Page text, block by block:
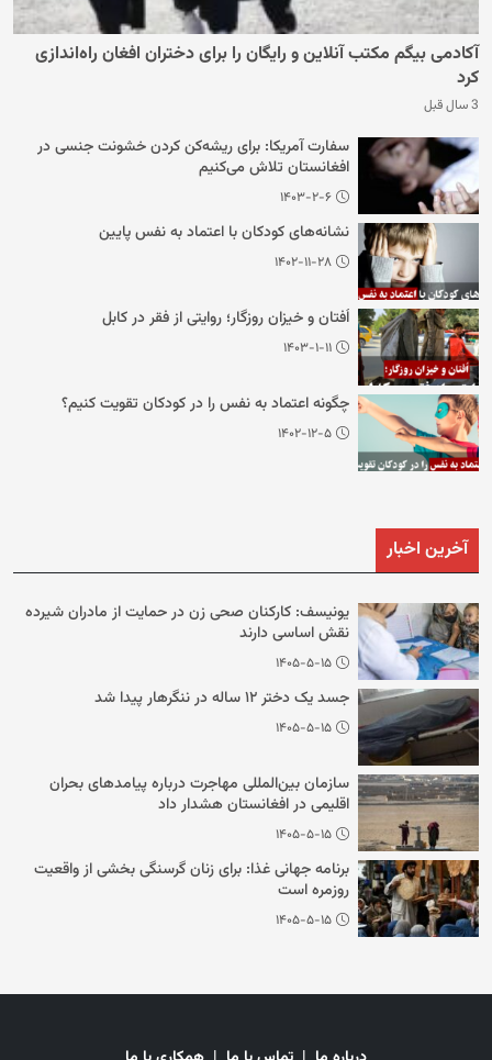
آکادمی بیگم مکتب آنلاین و رایگان را برای دختران افغان راه‌اندازی
کرد
3 سال قبل
سفارت آمریکا: برای ریشه‌کن کردن خشونت جنسی در
افغانستان تلاش می‌کنیم
۱۴۰۳-۲-۶
نشانه‌های کودکان با اعتماد به نفس پایین
۱۴۰۲-۱۱-۲۸
اُفتان و خیزان روزگار؛ روایتی از فقر در کابل
۱۴۰۳-۱-۱۱
چگونه اعتماد به نفس را در کودکان تقویت کنیم؟
۱۴۰۲-۱۲-۵
آخرین اخبار
یونیسف: کارکنان صحی زن در حمایت از مادران شیرده
نقش اساسی دارند
۱۴۰۵-۵-۱۵
جسد یک دختر ۱۲ ساله در ننگرهار پیدا شد
۱۴۰۵-۵-۱۵
سازمان بین‌المللی مهاجرت درباره پیامدهای بحران
اقلیمی در افغانستان هشدار داد
۱۴۰۵-۵-۱۵
برنامه جهانی غذا: برای زنان گرسنگی بخشی از واقعیت
روزمره است
۱۴۰۵-۵-۱۵